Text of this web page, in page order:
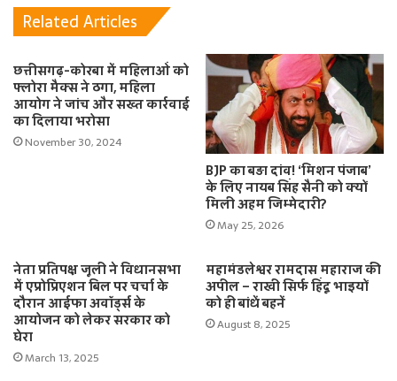
Related Articles
छत्तीसगढ़-कोरबा में महिलाओं को
फ्लोरा मैक्स ने ठगा, महिला
आयोग ने जांच और सख्त कार्रवाई
का दिलाया भरोसा
November 30, 2024
BJP का बड़ा दांव! ‘मिशन पंजाब’
के लिए नायब सिंह सैनी को क्यों
मिली अहम जिम्मेदारी?
May 25, 2026
नेता प्रतिपक्ष जूली ने विधानसभा
में एप्रोप्रिएशन बिल पर चर्चा के
दौरान आईफा अवॉर्ड्स के
आयोजन को लेकर सरकार को
घेरा
March 13, 2025
महामंडलेश्वर रामदास महाराज की
अपील – राखी सिर्फ हिंदू भाइयों
को ही बांधें बहनें
August 8, 2025